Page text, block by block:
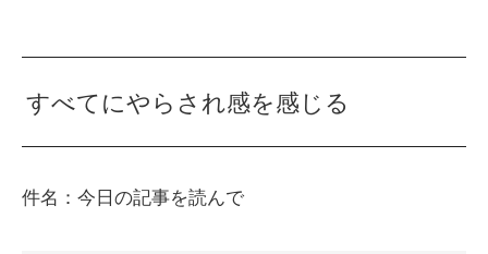
すべてにやらされ感を感じる
件名：今日の記事を読んで